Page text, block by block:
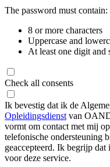
The password must contain:
8 or more characters
Uppercase and
At least one digit and
Check all consents
Ik bevestig dat ik de
Opleidingsdienst van
vormt om contact met mij
telefonische ondersteuning
geaccepteerd. Ik begrijp
voor deze service.